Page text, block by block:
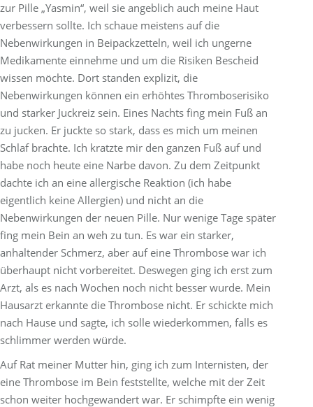
zur Pille „Yasmin“, weil sie angeblich auch meine Haut
verbessern sollte. Ich schaue meistens auf die
Nebenwirkungen in Beipackzetteln, weil ich ungerne
Medikamente einnehme und um die Risiken Bescheid
wissen möchte. Dort standen explizit, die
Nebenwirkungen können ein erhöhtes Thromboserisiko
und starker Juckreiz sein. Eines Nachts fing mein Fuß an
zu jucken. Er juckte so stark, dass es mich um meinen
Schlaf brachte. Ich kratzte mir den ganzen Fuß auf und
habe noch heute eine Narbe davon. Zu dem Zeitpunkt
dachte ich an eine allergische Reaktion (ich habe
eigentlich keine Allergien) und nicht an die
Nebenwirkungen der neuen Pille. Nur wenige Tage später
fing mein Bein an weh zu tun. Es war ein starker,
anhaltender Schmerz, aber auf eine Thrombose war ich
überhaupt nicht vorbereitet. Deswegen ging ich erst zum
Arzt, als es nach Wochen noch nicht besser wurde. Mein
Hausarzt erkannte die Thrombose nicht. Er schickte mich
nach Hause und sagte, ich solle wiederkommen, falls es
schlimmer werden würde.
Auf Rat meiner Mutter hin, ging ich zum Internisten, der
eine Thrombose im Bein feststellte, welche mit der Zeit
schon weiter hochgewandert war. Er schimpfte ein wenig